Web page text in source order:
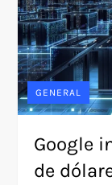
GENERAL
Google
de